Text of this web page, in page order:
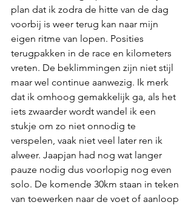
plan dat ik zodra de hitte van de dag
voorbij is weer terug kan naar mijn
eigen ritme van lopen. Posities
terugpakken in de race en kilometers
vreten. De beklimmingen zijn niet stijl
maar wel continue aanwezig. Ik merk
dat ik omhoog gemakkelijk ga, als het
iets zwaarder wordt wandel ik een
stukje om zo niet onnodig te
verspelen, vaak niet veel later ren ik
alweer. Jaapjan had nog wat langer
pauze nodig dus voorlopig nog even
solo. De komende 30km staan in teken
van toewerken naar de voet of aanloop